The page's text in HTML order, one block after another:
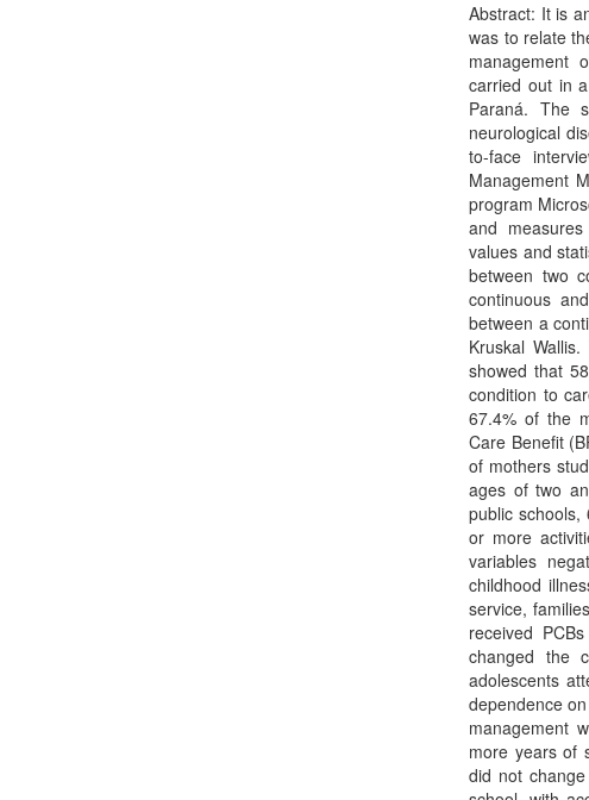
Abstract: It is
was to relate
management
carried out in
Paraná. The
neurological
to-face
Management
program
and
values and
between two
continuous
between a
Kruskal
showed that
condition to
67.4% of the
Care Benefit
of mothers
ages of two
public schools,
or more
variables
childhood
service,
received
changed the
adolescents
dependence
management
more years of
did not